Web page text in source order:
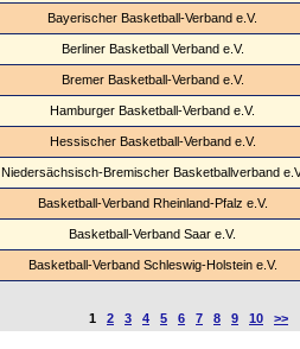
Bayerischer Basketball-Verband e.V.
Berliner Basketball Verband e.V.
Bremer Basketball-Verband e.V.
Hamburger Basketball-Verband e.V.
Hessischer Basketball-Verband e.V.
Niedersächsisch-Bremischer Basketballverband
Basketball-Verband Rheinland-Pfalz e.V.
Basketball-Verband Saar e.V.
Basketball-Verband Schleswig-Holstein e.V.
1 2 3 4 5 6 7 8 9 10 >>